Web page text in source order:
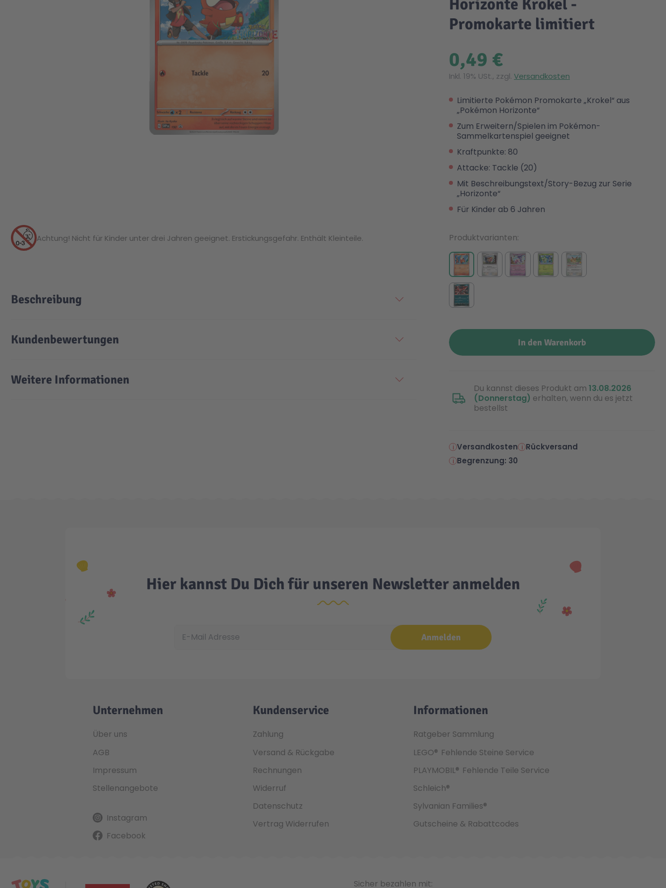
Horizonte Krokel -
Promokarte limitiert
0,49 €
Inkl. 19% USt., zzgl. Versandkosten
Limitierte Pokémon Promokarte „Krokel“ aus
„Pokémon Horizonte“
Zum Erweitern/Spielen im Pokémon-
Sammelkartenspiel geeignet
Kraftpunkte: 80
Attacke: Tackle (20)
Mit Beschreibungstext/Story-Bezug zur Serie
„Horizonte“
Für Kinder ab 6 Jahren
In den Warenkorb
Du kannst dieses Produkt am 13.08.2026
(Donnerstag) erhalten, wenn du es jetzt
bestellst
Produktvarianten
Versandkosten
Rückversand
Begrenzung: 30
Achtung! Nicht für Kinder unter drei Jahren geeignet. Erstickungsgefahr. Enthält Kleinteile.
Beschreibung
Kundenbewertungen
Weitere Informationen
Hier kannst Du Dich für unseren Newsletter anmelden
Anmelden
Unternehmen
Über uns
AGB
Impressum
Stellenangebote
Instagram
Facebook
Kundenservice
Zahlung
Versand & Rückgabe
Rechnungen
Widerruf
Datenschutz
Vertrag Widerrufen
Informationen
Ratgeber Sammlung
LEGO® Fehlende Steine Service
PLAYMOBIL® Fehlende Teile Service
Schleich®
Sylvanian Families®
Gutscheine & Rabattcodes
Sicher bezahlen mit: